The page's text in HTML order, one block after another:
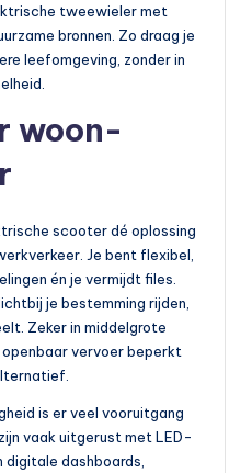
tweewieler met
bronnen. Zo draag je
leefomgeving, zonder in
woon-
scooter dé oplossing
Je bent flexibel,
én je vermijdt files.
je bestemming rijden,
Zeker in middelgrote
vervoer beperkt
is er veel vooruitgang
vaak uitgerust met LED-
dashboards,